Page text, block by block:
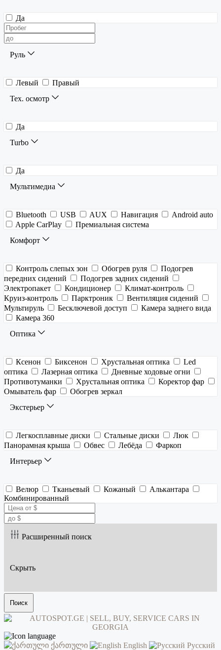
Да
Руль
Левый
Правый
Тех. осмотр
Да
Turbo
Да
Мультимедиа
Bluetooth USB AUX Навигация
Android auto
Apple CarPlay
Премиальная система
Комфорт
Контроль слепых зон Обогрев руля
Подогрев
передних сидений
Подогрев задних сидений
Электропакет
Кондиционер
Климат-контроль
Круиз-контроль
Парктроник
Вентиляция сидений
Мультируль
Бесключевой доступ
Камера заднего вида
Камера 360
Оптика
Ксенон Биксенон Хрустальная оптика
Led
оптика
Лазерная оптика
Дневные ходовые огни
Противотуманки
Хрустальная оптика
Коректор фар
Омыватель фар
Обогрев зеркал
Экстерьер
Легкосплавные диски Стальные диски
Люк
Панорамная крыша
Обвес Лебёда
Фаркоп
Интерьер
Велюр Тканьевый Кожаный
Алькантара
Комбинированный
Расширенный поиск
Скрыть
Поиск
ქართული English
Русский